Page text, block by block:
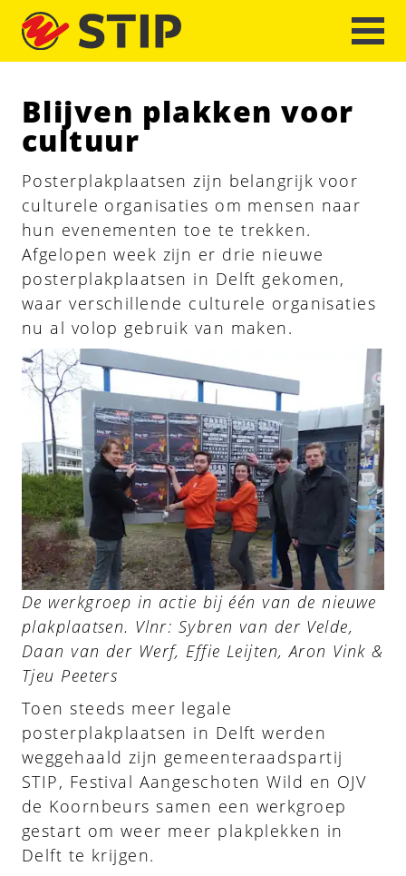
Blijven plakken voor
cultuur
Posterplakplaatsen zijn belangrijk voor
culturele organisaties om mensen naar
hun evenementen toe te trekken.
Afgelopen week zijn er drie nieuwe
posterplakplaatsen in Delft gekomen,
waar verschillende culturele organisaties
nu al volop gebruik van maken.
De werkgroep in actie bij één van de nieuwe
plakplaatsen. Vlnr: Sybren van der Velde,
Daan van der Werf, Effie Leijten, Aron Vink &
Tjeu Peeters
Toen steeds meer legale
posterplakplaatsen in Delft werden
weggehaald zijn gemeenteraadspartij
STIP, Festival Aangeschoten Wild en OJV
de Koornbeurs samen een werkgroep
gestart om weer meer plakplekken in
Delft te krijgen.